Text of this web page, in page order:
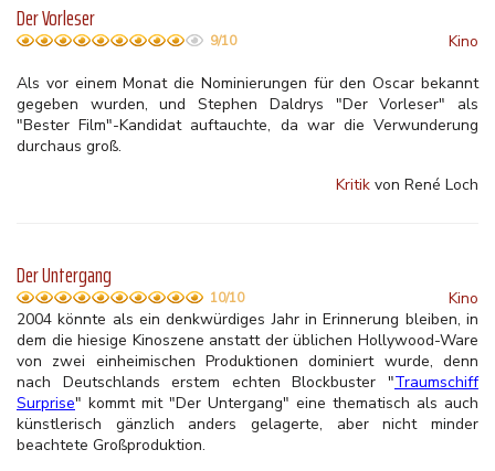
Der Vorleser
9/10
Kino
Als vor einem Monat die Nominierungen für den Oscar bekannt
gegeben wurden, und Stephen Daldrys "Der Vorleser" als
"Bester Film"-Kandidat auftauchte, da war die Verwunderung
durchaus groß.
Kritik von René Loch
Der Untergang
10/10
Kino
2004 könnte als ein denkwürdiges Jahr in Erinnerung bleiben, in
dem die hiesige Kinoszene anstatt der üblichen Hollywood-Ware
von zwei einheimischen Produktionen dominiert wurde, denn
nach Deutschlands erstem echten Blockbuster "Traumschiff
Surprise" kommt mit "Der Untergang" eine thematisch als auch
künstlerisch gänzlich anders gelagerte, aber nicht minder
beachtete Großproduktion.